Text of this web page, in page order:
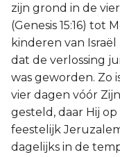
zijn grond in de
(Genesis 15:16) tot
kinderen van
dat de verlossing
was geworden. Zo
vier dagen vóór
gesteld, daar Hij
feestelijk
dagelijks in de